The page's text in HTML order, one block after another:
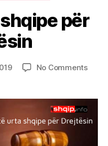
për
No Commentson
urta
për